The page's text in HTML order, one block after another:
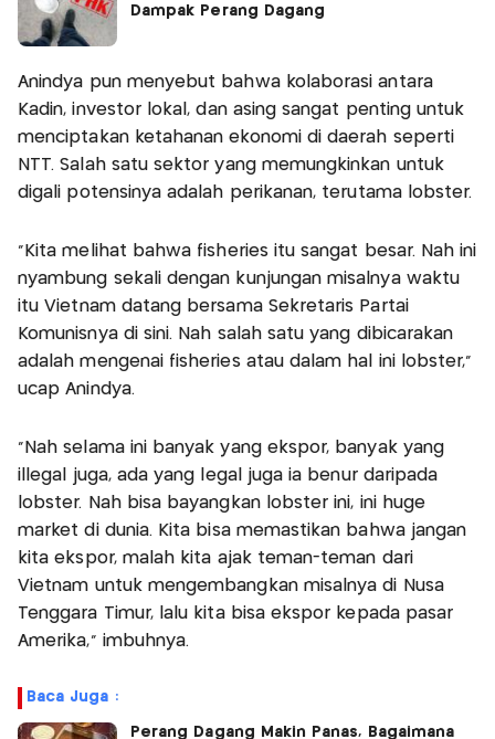
Dampak Perang Dagang
Anindya pun menyebut bahwa kolaborasi antara
Kadin, investor lokal, dan asing sangat penting untuk
menciptakan ketahanan ekonomi di daerah seperti
NTT. Salah satu sektor yang memungkinkan untuk
digali potensinya adalah perikanan, terutama lobster.
"Kita melihat bahwa fisheries itu sangat besar. Nah ini
nyambung sekali dengan kunjungan misalnya waktu
itu Vietnam datang bersama Sekretaris Partai
Komunisnya di sini. Nah salah satu yang dibicarakan
adalah mengenai fisheries atau dalam hal ini lobster,"
ucap Anindya.
"Nah selama ini banyak yang ekspor, banyak yang
illegal juga, ada yang legal juga ia benur daripada
lobster. Nah bisa bayangkan lobster ini, ini huge
market di dunia. Kita bisa memastikan bahwa jangan
kita ekspor, malah kita ajak teman-teman dari
Vietnam untuk mengembangkan misalnya di Nusa
Tenggara Timur, lalu kita bisa ekspor kepada pasar
Amerika," imbuhnya.
Baca Juga :
Perang Dagang Makin Panas, Bagaimana